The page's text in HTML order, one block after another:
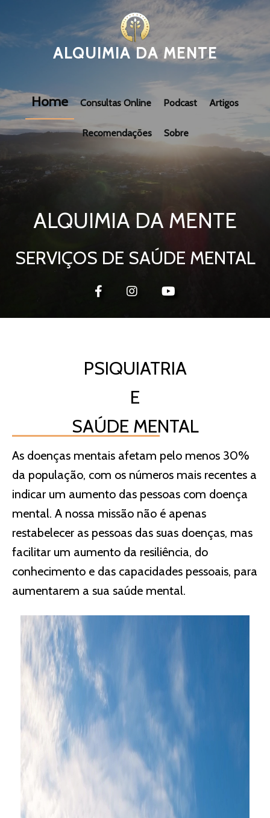
ALQUIMIA DA MENTE
Home Consultas Online Podcast Artigos
Recomendações Sobre
ALQUIMIA DA MENTE
SERVIÇOS DE SAÚDE MENTAL
PSIQUIATRIA
E
SAÚDE MENTAL
As doenças mentais afetam pelo menos 30%
da população, com os números mais recentes a
indicar um aumento das pessoas com doença
mental. A nossa missão não é apenas
restabelecer as pessoas das suas doenças, mas
facilitar um aumento da resiliência, do
conhecimento e das capacidades pessoais, para
aumentarem a sua saúde mental.